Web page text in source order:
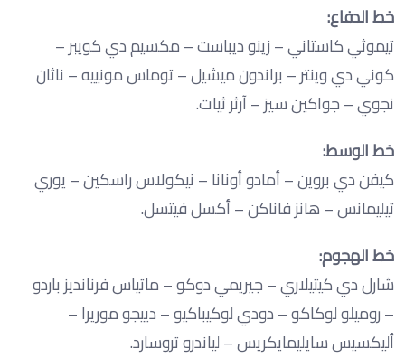
خط الدفاع:
تيموثي كاستاني – زينو ديباست – مكسيم دي كويبر –
كوني دي وينتر – براندون ميشيل – توماس مونييه – ناثان
نجوي – جواكين سيز – آرثر ثيات.
خط الوسط:
كيفن دي بروين – أمادو أونانا – نيكولاس راسكين – يوري
تيليمانس – هانز فاناكن – أكسل فيتسل.
خط الهجوم:
شارل دي كيتيلاري – جيريمي دوكو – ماتياس فرنانديز باردو
– روميلو لوكاكو – دودي لوكيباكيو – دييجو موريرا –
أليكسيس سايليمايكريس – لياندرو تروسارد.